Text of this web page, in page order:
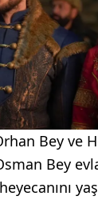
Bey ve
Bey